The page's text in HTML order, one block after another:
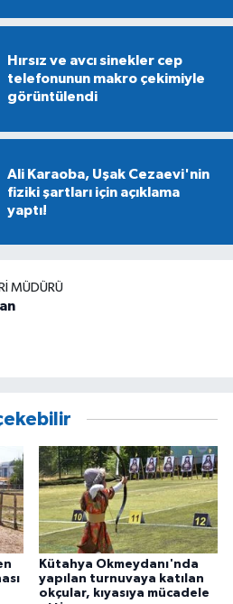
Hırsız ve avcı sinekler cep
telefonunun makro çekimiyle
görüntülendi
Ali Karaoba, Uşak Cezaevi'nin
fiziki şartları için açıklama
yaptı!
MÜDÜRÜ
Kütahya Okmeydanı'nda
yapılan turnuvaya katılan
okçular, kıyasıya mücadele